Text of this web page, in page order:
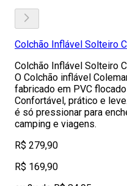
Colchão Inflável Solteiro
Colchão Inflável Solteiro
O Colchão inflável
fabricado em PVC
Confortável, prático e
é só pressionar para
camping e viagens.
R$ 279,90
R$ 169,90